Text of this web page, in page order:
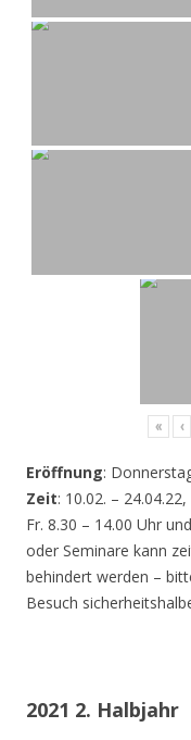
« ‹
Eröffnung:
Zeit: 10.02. –
Fr. 8.30 – 14.00 Uhr
oder Seminare kann
behindert werden –
Besuch
2021 2. Halbjahr